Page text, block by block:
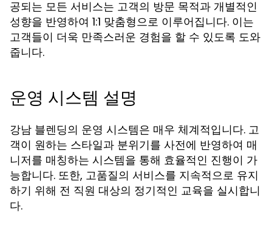
공되는 모든 서비스는 고객의 방문 목적과 개별적인
성향을 반영하여 1:1 맞춤형으로 이루어집니다. 이는
고객들이 더욱 만족스러운 경험을 할 수 있도록 도와
줍니다.
운영 시스템 설명
강남 블렌딩의 운영 시스템은 매우 체계적입니다. 고
객이 원하는 스타일과 분위기를 사전에 반영하여 매
니저를 매칭하는 시스템을 통해 효율적인 진행이 가
능합니다. 또한, 고품질의 서비스를 지속적으로 유지
하기 위해 전 직원 대상의 정기적인 교육을 실시합니
다.